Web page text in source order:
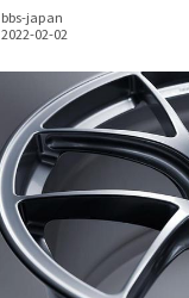
bbs-japan